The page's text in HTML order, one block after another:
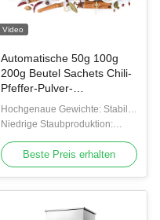
Video
Automatische 50g 100g
200g Beutel Sachets Chili-
Pfeffer-Pulver-
Verpackungsmaschine
Gewürzpulver
Lebensmittelpulver-
Verpackungsausrüstung
Hochgenaue Gewichte: Stabile
und präzise Dosierung von
Gewürzen und Würzpulvern
Niedrige Staubproduktion:
Durch die schonende Befüllung
wird der Pulverflug reduziert
Beste Preis erhalten